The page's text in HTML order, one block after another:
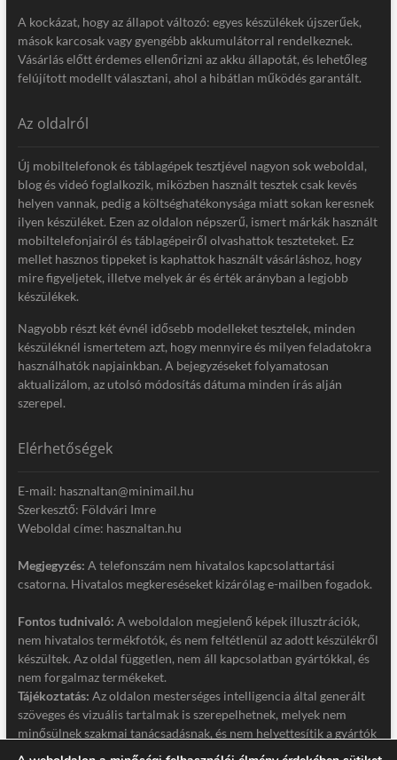
A kockázat, hogy az állapot változó: egyes készülékek újszerűek,
mások karcosak vagy gyengébb akkumulátorral rendelkeznek.
Vásárlás előtt érdemes ellenőrizni az akku állapotát, és lehetőleg
felújított modellt választani, ahol a hibátlan működés garantált.
Az oldalról
Új mobiltelefonok és táblagépek tesztjével nagyon sok weboldal,
blog és videó foglalkozik, miközben használt tesztek csak kevés
helyen vannak, pedig a költséghatékonysága miatt sokan keresnek
ilyen készüléket. Ezen az oldalon népszerű, ismert márkák használt
mobiltelefonjairól és táblagépeiről olvashattok teszteteket. Ez
mellet hasznos tippeket is kaphattok használt vásárláshoz, hogy
mire figyeljetek, illetve melyek ár és érték arányban a legjobb
készülékek.
Nagyobb részt két évnél idősebb modelleket tesztelek, minden
készüléknél ismertetem azt, hogy mennyire és milyen feladatokra
használhatók napjainkban. A bejegyzéseket folyamatosan
aktualizálom, az utolsó módosítás dátuma minden írás alján
szerepel.
Elérhetőségek
E-mail: hasznaltan@minimail.hu
Szerkesztő: Földvári Imre
Weboldal címe: hasznaltan.hu
Megjegyzés: A telefonszám nem hivatalos kapcsolattartási
csatorna. Hivatalos megkereséseket kizárólag e-mailben fogadok.
Fontos tudnivaló: A weboldalon megjelenő képek illusztrációk,
nem hivatalos termékfotók, és nem feltétlenül az adott készülékről
készültek. Az oldal független, nem áll kapcsolatban gyártókkal, és
nem forgalmaz termékeket.
Tájékoztatás: Az oldalon mesterséges intelligencia által generált
szöveges és vizuális tartalmak is szerepelhetnek, melyek nem
minősülnek szakmai tanácsadásnak, és nem helyettesítik a gyártók
hivatalos dokumentációját. Részletek a jogi nyilatkozatban.